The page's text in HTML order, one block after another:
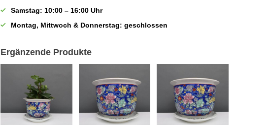
Samstag: 10:00 – 16:00 Uhr
Montag, Mittwoch & Donnerstag: geschlossen
Ergänzende Produkte